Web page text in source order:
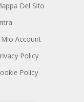
Del Sito
Mio Account
Policy
Policy